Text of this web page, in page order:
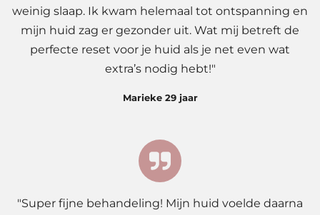
weinig slaap. Ik kwam helemaal tot ontspanning en
mijn huid zag er gezonder uit. Wat mij betreft de
perfecte reset voor je huid als je net even wat
extra’s nodig hebt!"
Marieke 29 jaar
"Super fijne behandeling! Mijn huid voelde daarna